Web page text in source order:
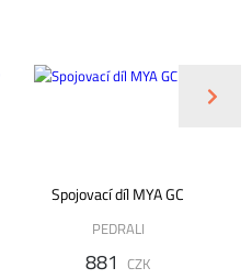
Spojovací díl MYA GC
PEDRALI
881 CZK